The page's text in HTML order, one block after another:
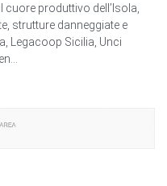
produttivo dell’Isola,
strutture danneggiate e
Legacoop Sicilia, Unci